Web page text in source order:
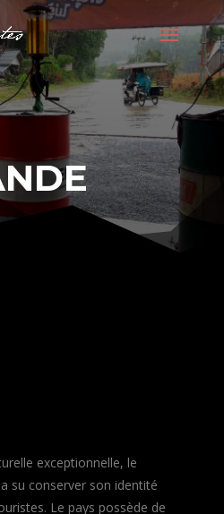
exceptionnelle, le
su conserver son identité
Le pays possède de